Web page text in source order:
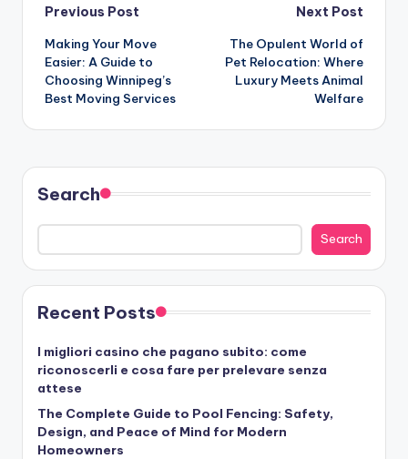
Post
navigation
Previous Post
Making Your Move
Easier: A Guide to
Choosing Winnipeg’s
Best Moving Services
Next Post
The Opulent World of
Pet Relocation: Where
Luxury Meets Animal
Welfare
Search
Search
Recent Posts
I migliori casino che pagano subito: come
riconoscerli e cosa fare per prelevare senza
attese
The Complete Guide to Pool Fencing: Safety,
Design, and Peace of Mind for Modern
Homeowners